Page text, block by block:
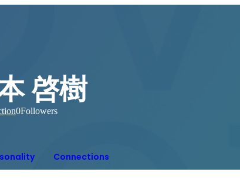
啓樹
0Followers
Connections